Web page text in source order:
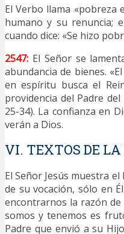
El Verbo llama
humano y su renuncia;
cuando dice: «Se hizo
2547: El Señor se
abundancia de bienes.
en espíritu busca el
providencia del Padre
25-34). La confianza en
verán a Dios.
VI. TEXTOS DE
El Señor Jesús muestra
de su vocación, sólo en
encontrarnos la razón
somos y tenemos es
Padre que envió a su